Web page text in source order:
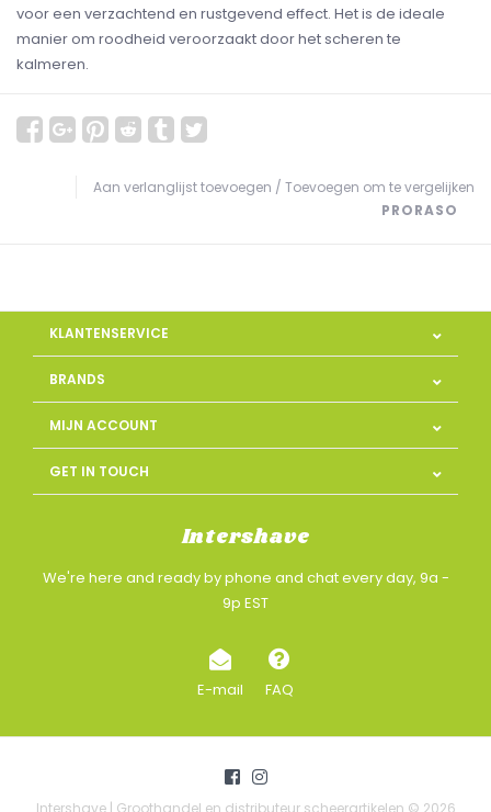
voor een verzachtend en rustgevend effect. Het is de ideale
manier om roodheid veroorzaakt door het scheren te
kalmeren.
Aan verlanglijst toevoegen / Toevoegen om te vergelijken
PRORASO
KLANTENSERVICE
BRANDS
MIJN ACCOUNT
GET IN TOUCH
Intershave
We're here and ready by phone and chat every day, 9a -
9p EST
E-mail FAQ
Intershave | Groothandel en distributeur scheerartikelen © 2026